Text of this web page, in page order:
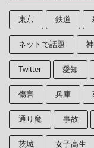
東京 鉄道
ネットで話題
Twitter 愛知
傷害 兵庫
通り魔 事故
茨城 女子高生